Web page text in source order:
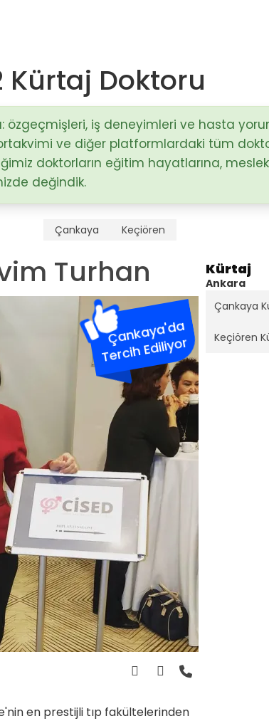
Op. Dr. Mustafa Sağlam
Doç. Dr. Hakan Nazik
Adana / Seyhan
Op. Dr. Fatma Esin Karçin
Kürtaj Doktoru
özgeçmişleri, iş deneyimleri ve hasta
ve diğer platformlardaki tüm
doktorların eğitim hayatlarına,
değindik.
Çankaya Keçiören
Kürtaj
Ankara
Çankaya
Keçiören
Turhan
Çankaya'da
Tercih Ediliyor
en prestijli tıp fakültelerinden